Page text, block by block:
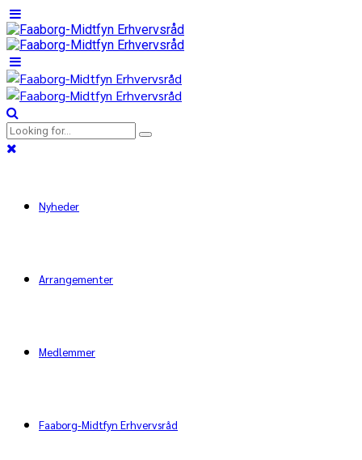
Nyheder
Arrangementer
Medlemmer
Faaborg-Midtfyn Erhvervsråd